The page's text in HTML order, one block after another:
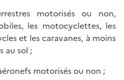
motorisés ou non,
les motocyclettes, les
et les caravanes, à moins
au sol ;
motorisés ou non ;